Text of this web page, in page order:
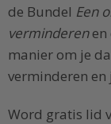
de Bundel Een
verminderenen
manier om je
verminderen
Word gratis lid